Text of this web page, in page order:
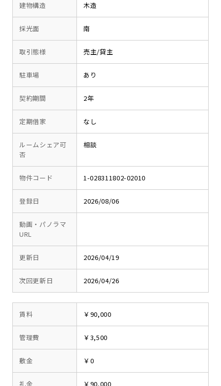
建物構造 木造
採光面 南
取引態様 売主/貸主
駐車場 あり
契約期間 2年
定期借家 なし
ルームシェア可
否
相談
物件コード 1-028311802-02010
登録日 2026/08/06
動画・パノラマ
URL
更新日 2026/04/19
次回更新日 2026/04/26
賃料 ￥90,000
管理費 ￥3,500
敷金 ￥0
礼金 ￥90,000